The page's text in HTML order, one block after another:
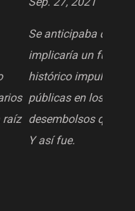
2022 en Chile
gasto, luego del
las finanzas
con
de 30% este año.